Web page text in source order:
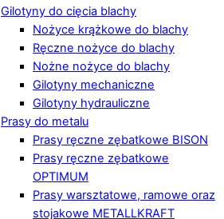
Gilotyny do cięcia blachy
Nożyce krążkowe do blachy
Ręczne nożyce do blachy
Nożne nożyce do blachy
Gilotyny mechaniczne
Gilotyny hydrauliczne
Prasy do metalu
Prasy ręczne zębatkowe BISON
Prasy ręczne zębatkowe
OPTIMUM
Prasy warsztatowe, ramowe oraz
stojakowe METALLKRAFT